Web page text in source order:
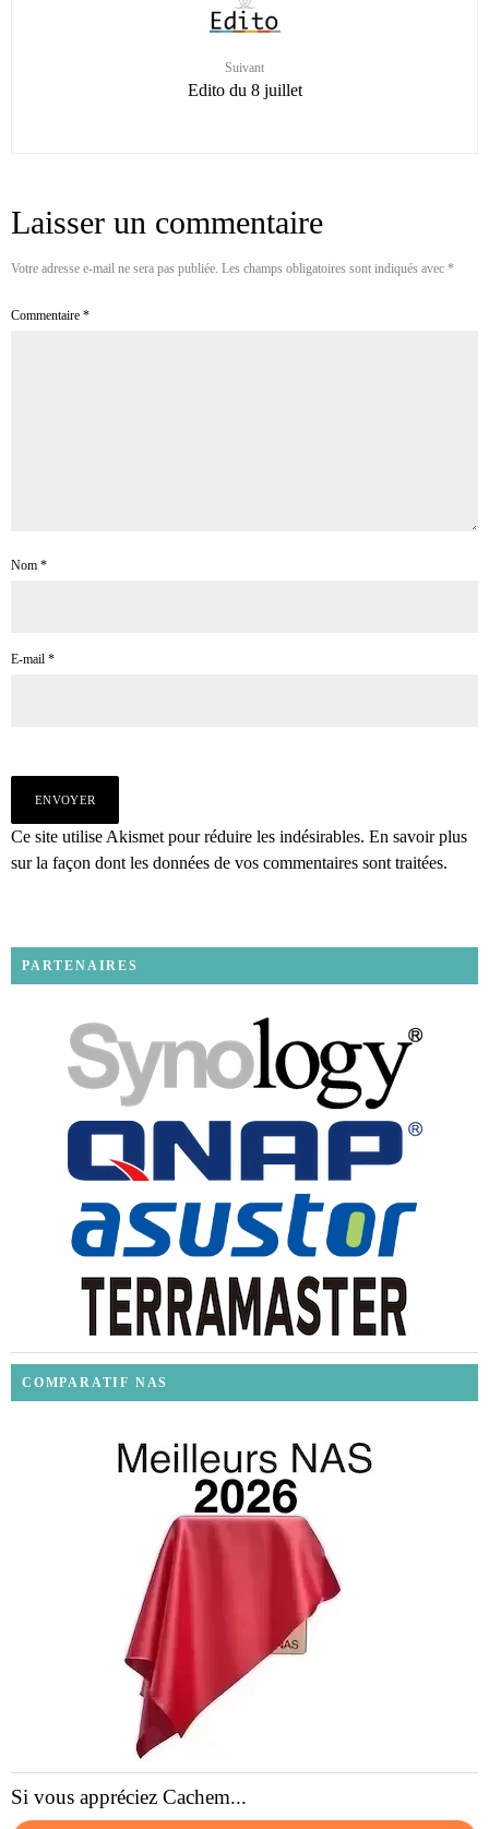
Suivant
Edito du 8 juillet
Laisser un commentaire
Votre adresse e-mail ne sera pas publiée. Les champs obligatoires sont indiqués avec *
Commentaire *
Nom *
E-mail *
Ce site utilise Akismet pour réduire les indésirables. En savoir plus
sur la façon dont les données de vos commentaires sont traitées.
PARTENAIRES
COMPARATIF NAS
Si vous appréciez Cachem...